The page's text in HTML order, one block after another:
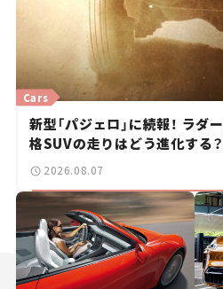
Cars
新型「パジェロ」に続報！ ラ
格SUVの走りはどう進化する？
2026.08.07